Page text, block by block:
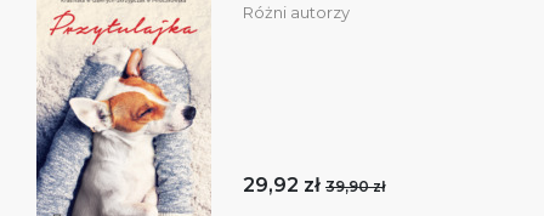
Różni autorzy
29,92 zł 39,90 zł